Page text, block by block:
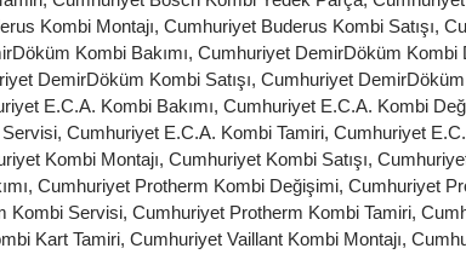
Kombi Montajı, Cumhuriyet Buderus Kombi Satışı,
Kombi Bakımı, Cumhuriyet DemirDöküm Kombi
DemirDöküm Kombi Satışı, Cumhuriyet
E.C.A. Kombi Bakımı, Cumhuriyet E.C.A. Kombi
, Cumhuriyet E.C.A. Kombi Tamiri, Cumhuriyet
Kombi Montajı, Cumhuriyet Kombi Satışı,
, Cumhuriyet Protherm Kombi Değişimi, Cumhuriyet
Kombi Servisi, Cumhuriyet Protherm Kombi Tamiri,
Kart Tamiri, Cumhuriyet Vaillant Kombi Montajı,